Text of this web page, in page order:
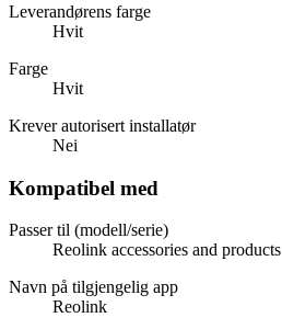
Leverandørens farge
Hvit
Farge
Hvit
Krever autorisert installatør
Nei
Kompatibel med
Passer til (modell/serie)
Reolink accessories and products
Navn på tilgjengelig app
Reolink